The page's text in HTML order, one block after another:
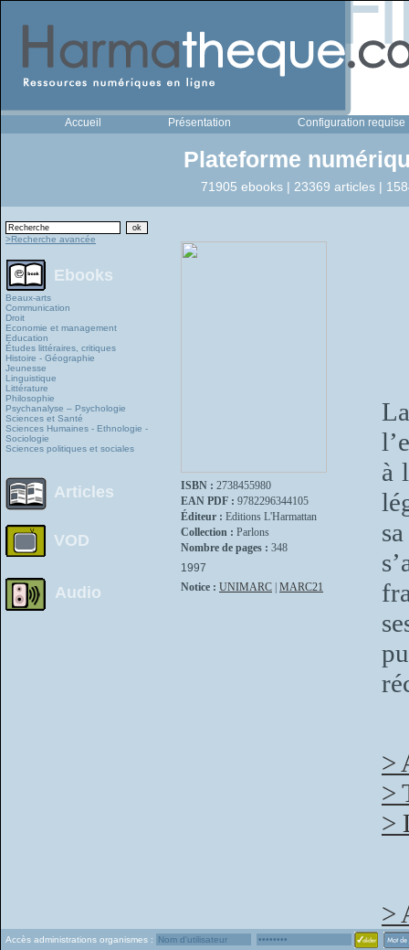
Accueil Présentation Configuration requise
Plateforme
71905 ebooks | 23369 articles |
>Recherche avancée
Ebooks
Beaux-arts
Communication
Droit
Economie et management
Education
Études littéraires, critiques
Histoire - Géographie
Jeunesse
Linguistique
Littérature
Philosophie
Psychanalyse – Psychologie
Sciences et Santé
Sciences Humaines - Ethnologie -
Sociologie
Sciences politiques et sociales
Articles
VOD
Audio
ISBN : 2738455980
EAN PDF : 9782296344105
Éditeur : Editions L'Harmattan
Collection : Parlons
Nombre de pages : 348
1997
Notice : UNIMARC MARC21
à
>
>
>
>
Accès administrations organismes :